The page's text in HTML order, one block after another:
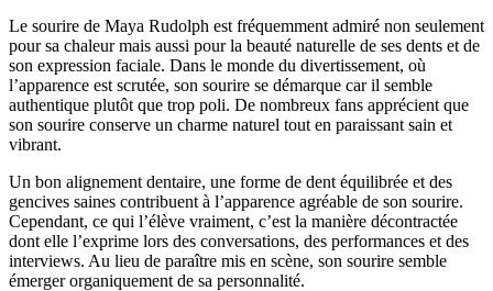
Le sourire de Maya Rudolph est fréquemment admiré non seulement
pour sa chaleur mais aussi pour la beauté naturelle de ses dents et de
son expression faciale. Dans le monde du divertissement, où
l’apparence est scrutée, son sourire se démarque car il semble
authentique plutôt que trop poli. De nombreux fans apprécient que
son sourire conserve un charme naturel tout en paraissant sain et
vibrant.
Un bon alignement dentaire, une forme de dent équilibrée et des
gencives saines contribuent à l’apparence agréable de son sourire.
Cependant, ce qui l’élève vraiment, c’est la manière décontractée
dont elle l’exprime lors des conversations, des performances et des
interviews. Au lieu de paraître mis en scène, son sourire semble
émerger organiquement de sa personnalité.